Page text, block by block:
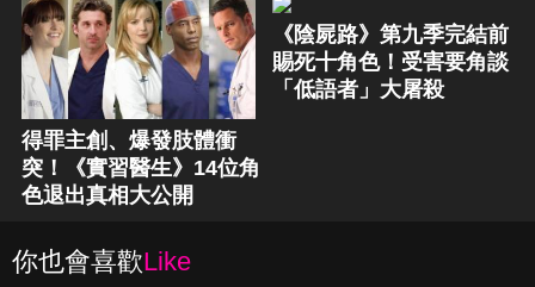
得罪主創、爆發肢體衝
突！《實習醫生》14位角
色退出真相大公開
《陰屍路》第九季完結前
賜死十角色！受害要角談
「低語者」大屠殺
你也會喜歡Like